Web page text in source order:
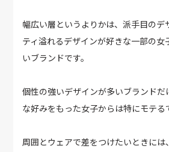
幅広い層というよりかは、派手目のデ
ティ溢れるデザインが好きな一部の女
いブランドです。
個性の強いデザインが多いブランドだ
な好みをもった女子からは特にモテる
周囲とウェアで差をつけたいときに